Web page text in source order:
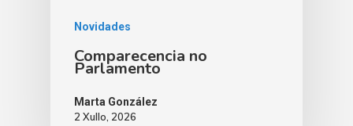
Novidades
Comparecencia no
Parlamento
Marta González
2 Xullo, 2026